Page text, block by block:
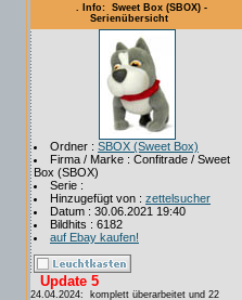
. Info: Sweet Box (SBOX) -
Serienübersicht
Ordner : SBOX (Sweet Box)
Firma / Marke : Confitrade / Sweet
Box (SBOX)
Serie :
Hinzugefügt von : zettelsucher
Datum : 30.06.2021 19:40
Bildhits : 6182
auf Ebay kaufen!
Update 5
24.04.2024: komplett überarbeitet und 22